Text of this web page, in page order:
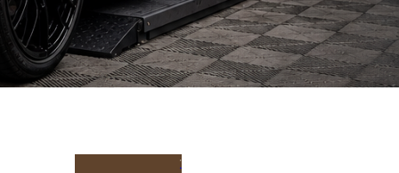
Bereken hier uw